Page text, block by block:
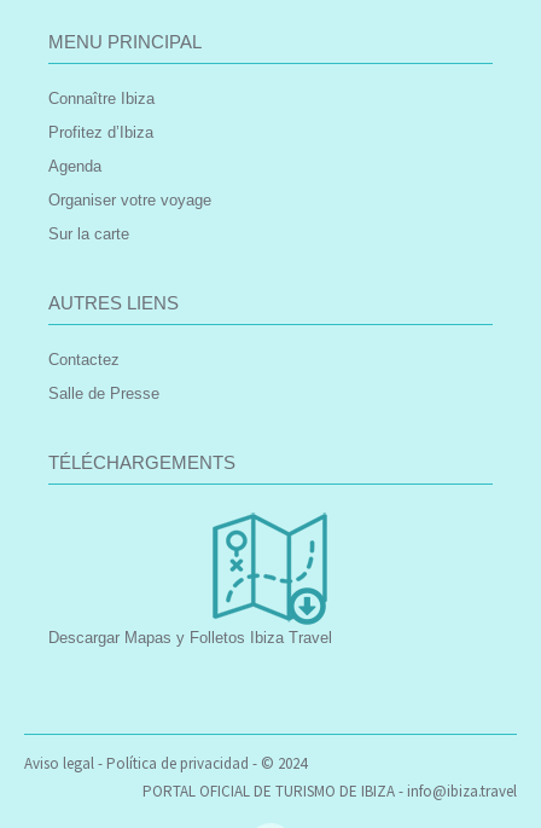
MENU PRINCIPAL
Connaître Ibiza
Profitez d’Ibiza
Agenda
Organiser votre voyage
Sur la carte
AUTRES LIENS
Contactez
Salle de Presse
TÉLÉCHARGEMENTS
Descargar Mapas y Folletos Ibiza Travel
Aviso legal- Política de privacidad - © 2024
PORTAL OFICIAL DE TURISMO DE IBIZA - info@ibiza.travel